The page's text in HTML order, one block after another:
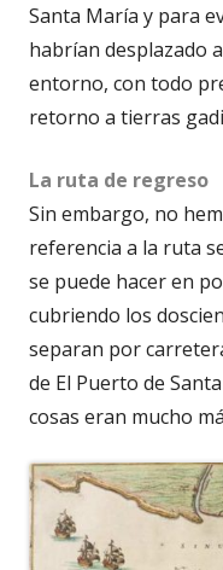
Santa María y para
habrían desplazado
entorno, con todo
retorno a tierras
La ruta de regreso
Sin embargo, no
referencia a la ruta
se puede hacer en
cubriendo los
separan por
de El Puerto de
cosas eran mucho